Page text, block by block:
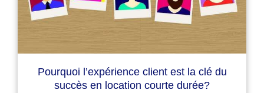
Pourquoi l’expérience client est la clé du
succès en location courte durée?